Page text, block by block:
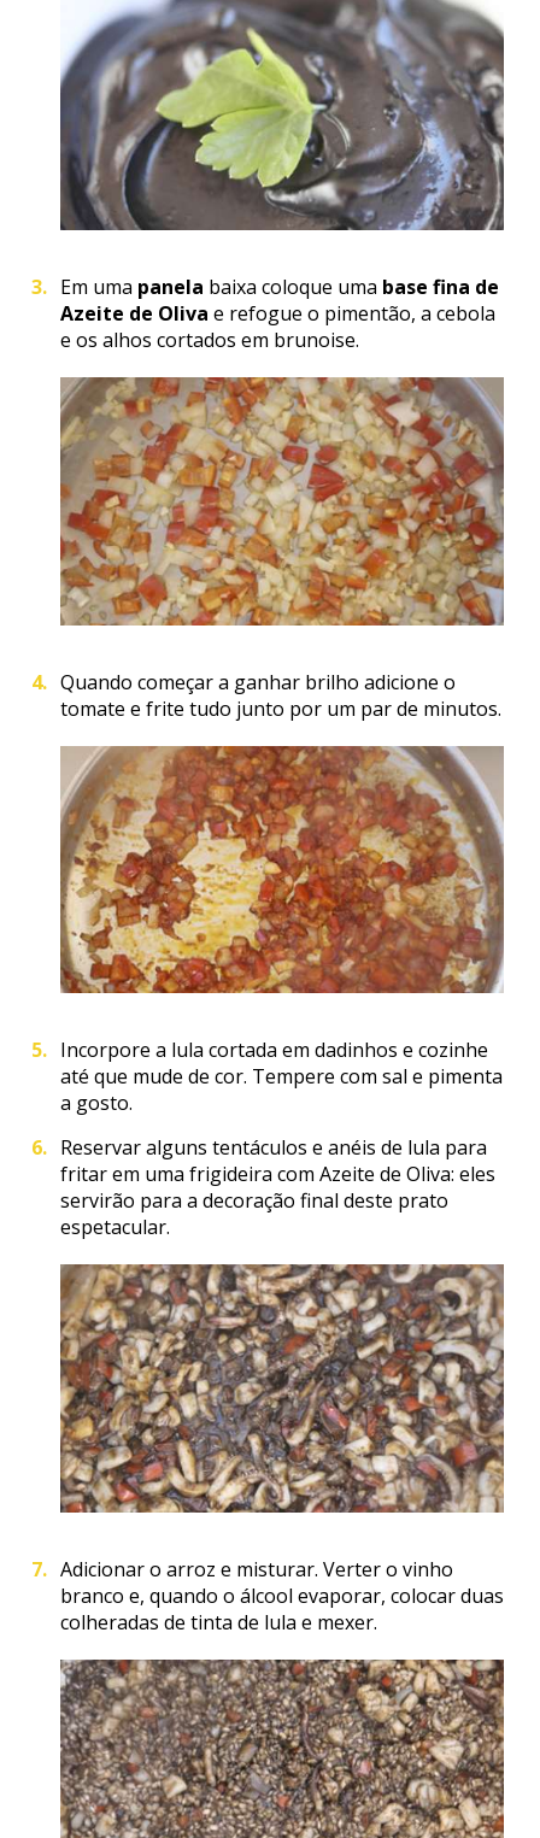
Em uma panela baixa coloque uma base fina de
Azeite de Oliva e refogue o pimentão, a cebola
e os alhos cortados em brunoise.
Quando começar a ganhar brilho adicione o
tomate e frite tudo junto por um par de minutos.
Incorpore a lula cortada em dadinhos e cozinhe
até que mude de cor. Tempere com sal e pimenta
a gosto.
Reservar alguns tentáculos e anéis de lula para
fritar em uma frigideira com Azeite de Oliva: eles
servirão para a decoração final deste prato
espetacular.
Adicionar o arroz e misturar. Verter o vinho
branco e, quando o álcool evaporar, colocar duas
colheradas de tinta de lula e mexer.